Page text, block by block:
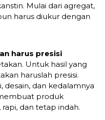
Mulai dari agregat,
harus diukur dengan
harus presisi
Untuk hasil yang
haruslah presisi.
desain, dan kedalamnya
produk
dan tetap indah.